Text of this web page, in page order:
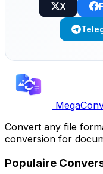
X
Convert any file
conversion for
Populaire